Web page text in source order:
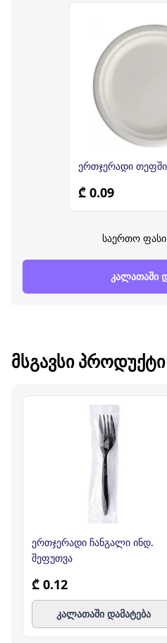
ერთჯერადი თეფში
₾ 0.09
საერთო
კალათაში
ᲛᲡᲒᲐᲕᲡᲘ ᲞᲠᲝᲓᲣᲥᲢᲘ
ერთჯერადი ჩანგალი ინდ.
შეფუთვა
₾ 0.12
კალათაში დამატება